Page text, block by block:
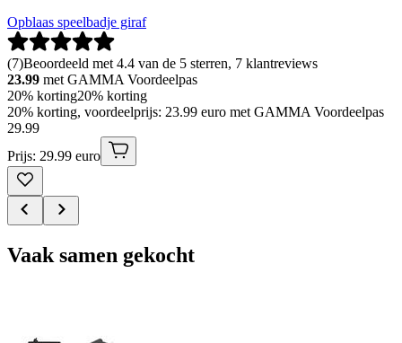
Opblaas speelbadje giraf
(7)Beoordeeld met 4.4 van de 5 sterren, 7 klantreviews
23.99 met GAMMA Voordeelpas
20% korting20% korting
20% korting, voordeelprijs: 23.99 euro met GAMMA Voordeelpas
29.99
Prijs: 29.99 euro
Vaak samen gekocht